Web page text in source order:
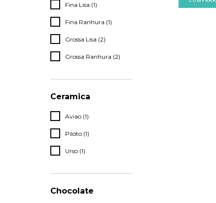
Fina Lisa (1)
Fina Ranhura (1)
Grossa Lisa (2)
Grossa Ranhura (2)
Ceramica
Aviao (1)
Piloto (1)
Urso (1)
Chocolate